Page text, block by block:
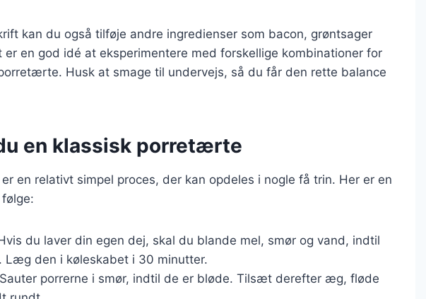
kan du også tilføje andre ingredienser som bacon, grøntsager
er en god idé at eksperimentere med forskellige kombinationer for
Husk at smage til undervejs, så du får den rette balance
en klassisk porretærte
en relativt simpel proces, der kan opdeles i nogle få trin. Her er en
du laver din egen dej, skal du blande mel, smør og vand, indtil
Læg den i køleskabet i 30 minutter.
porrerne i smør, indtil de er bløde. Tilsæt derefter æg, fløde